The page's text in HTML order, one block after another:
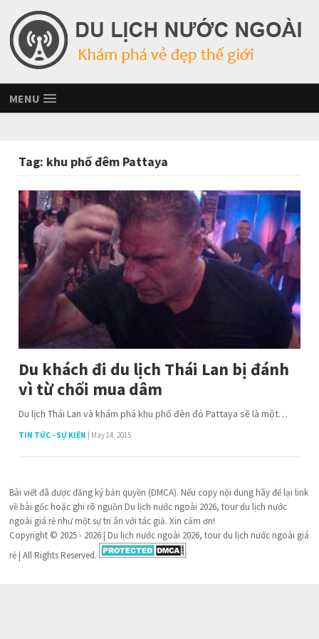
MENU
Tag: khu phố đêm Pattaya
Du khách đi du lịch Thái Lan bị đánh
vì từ chối mua dâm
Du lịch Thái Lan và khám phá khu phố đèn đỏ Pattaya sẽ là một…
TIN TỨC - SỰ KIỆN | May 14, 2015
Bài viết đã được đăng ký bản quyền (DMCA). Nếu copy nội dung hãy để lại link
về bài gốc hoặc ghi rõ nguồn Du lịch nước ngoài 2026, tour du lịch nước
ngoài giá rẻ như một sự tri ân với tác giả. Xin cảm ơn!
Copyright © 2025 - 2026 | Du lịch nước ngoài 2026, tour du lịch nước ngoài giá
rẻ | All Rights Reserved.